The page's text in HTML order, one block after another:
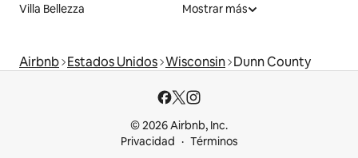
Villa Bellezza Mostrar más
Airbnb Estados Unidos Wisconsin Dunn County
© 2026 Airbnb, Inc.
Privacidad
Términos